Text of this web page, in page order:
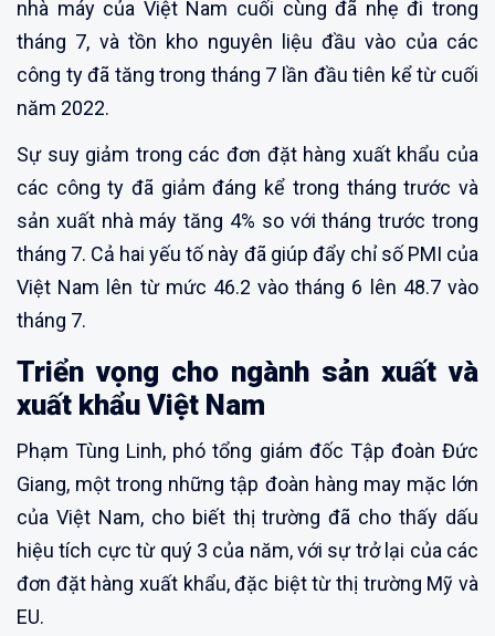
nhà máy của Việt Nam cuối cùng đã nhẹ đi trong
tháng 7, và tồn kho nguyên liệu đầu vào của các
công ty đã tăng trong tháng 7 lần đầu tiên kể từ cuối
năm 2022.
Sự suy giảm trong các đơn đặt hàng xuất khẩu của
các công ty đã giảm đáng kể trong tháng trước và
sản xuất nhà máy tăng 4% so với tháng trước trong
tháng 7. Cả hai yếu tố này đã giúp đẩy chỉ số PMI của
Việt Nam lên từ mức 46.2 vào tháng 6 lên 48.7 vào
tháng 7.
Triển vọng cho ngành sản xuất và
xuất khẩu Việt Nam
Phạm Tùng Linh, phó tổng giám đốc Tập đoàn Đức
Giang, một trong những tập đoàn hàng may mặc lớn
của Việt Nam, cho biết thị trường đã cho thấy dấu
hiệu tích cực từ quý 3 của năm, với sự trở lại của các
đơn đặt hàng xuất khẩu, đặc biệt từ thị trường Mỹ và
EU.